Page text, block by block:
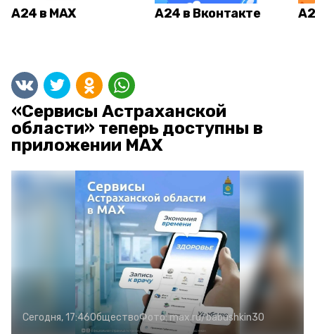
А24 в MAX А24 в Вконтакте
«Сервисы Астраханской
области» теперь доступны в
приложении MAX
Сегодня, 17:46ОбществоФото:max.ru/babushkin30